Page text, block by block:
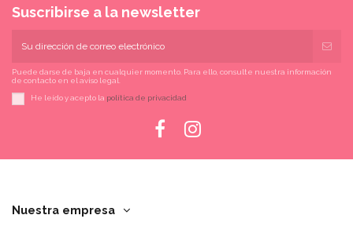
Suscribirse a la newsletter
Puede darse de baja en cualquier momento. Para ello, consulte nuestra información
de contacto en el aviso legal.
He leído y acepto la política de privacidad
Nuestra empresa